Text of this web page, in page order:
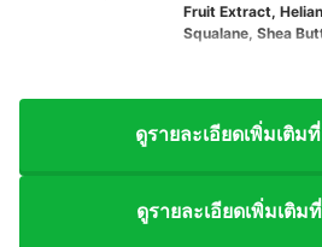
Fruit Extract,
Squalane, Shea
ดูรายละเอียดเพิ่มเติม
ดูรายละเอียดเพิ่มเติม